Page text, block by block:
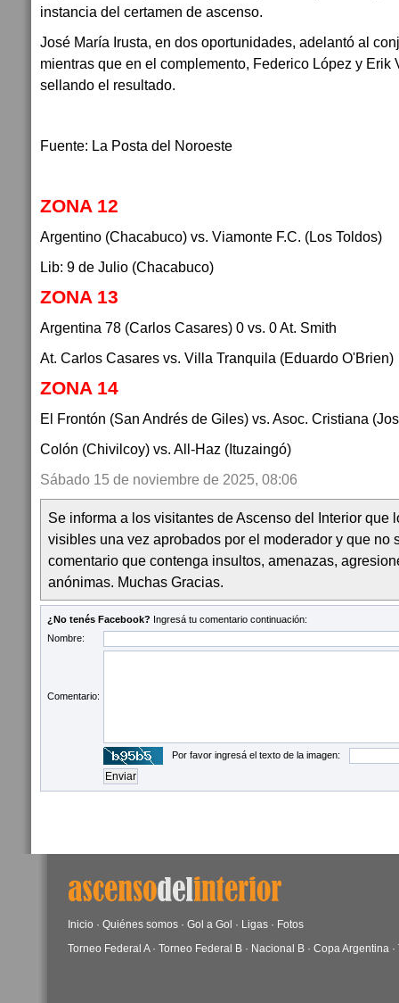
instancia del certamen de ascenso.
José María Irusta, en dos oportunidades, adelantó al
mientras que en el complemento, Federico López y Erik
sellando el resultado.
Fuente: La Posta del Noroeste
ZONA 12
Argentino (Chacabuco) vs. Viamonte F.C. (Los Toldos)
Lib: 9 de Julio (Chacabuco)
ZONA 13
Argentina 78 (Carlos Casares) 0 vs. 0 At. Smith
At. Carlos Casares vs. Villa Tranquila (Eduardo O'Brien)
ZONA 14
El Frontón (San Andrés de Giles) vs. Asoc. Cristiana
Colón (Chivilcoy) vs. All-Haz (Ituzaingó)
Sábado 15 de noviembre de 2025, 08:06
Se informa a los visitantes de Ascenso del Interior que
visibles una vez aprobados por el moderador y que no
comentario que contenga insultos, amenazas,
anónimas. Muchas Gracias.
¿No tenés Facebook? Ingresá tu comentario continuación:
Nombre:
Comentario:
Por favor ingresá el texto de la imagen:
Inicio · Quiénes somos · Gol a Gol · Ligas · Fotos
Torneo Federal A· Torneo Federal B · Nacional B · Copa Argentina ·